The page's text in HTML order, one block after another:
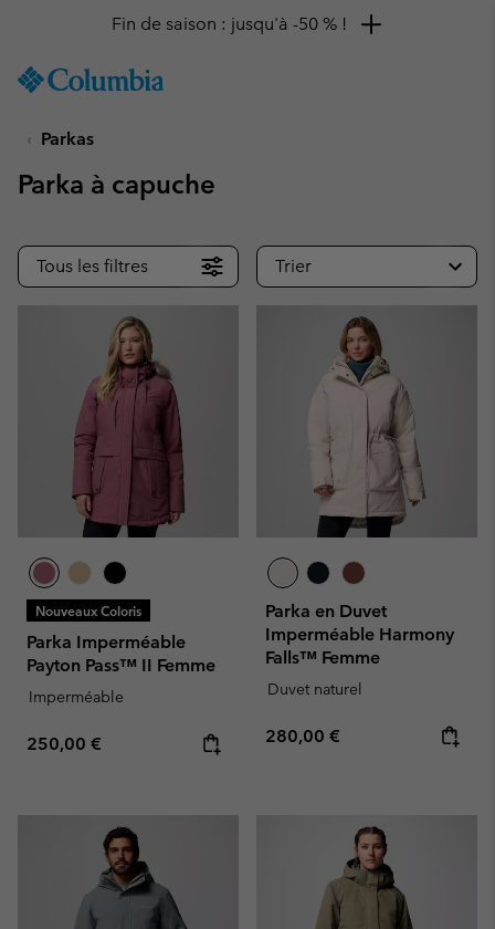
TO
SKIP
MAIN
SKIP
TO
SEARCH
Fin de saison : jusqu'à -50 % !
Parkas
Parka à capuche
Tous les filtres Trier
Nouveaux Coloris
Parka Imperméable
Payton Pass™ II Femme
Imperméable
Regular price:
250,00 €
Parka en Duvet
Imperméable Harmony
Falls™ Femme
Duvet naturel
Regular price:
280,00 €